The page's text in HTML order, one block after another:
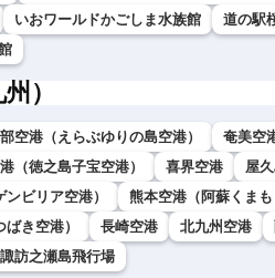
いおワールドかごしま水族館 道の駅
）
空港（えらぶゆりの島空港） 奄美空
（徳之島子宝空港） 喜界空港 屋
ビリア空港）
熊本空港（阿蘇くまも
き空港）
長崎空港 北九州空港
諏訪之瀬島飛行場